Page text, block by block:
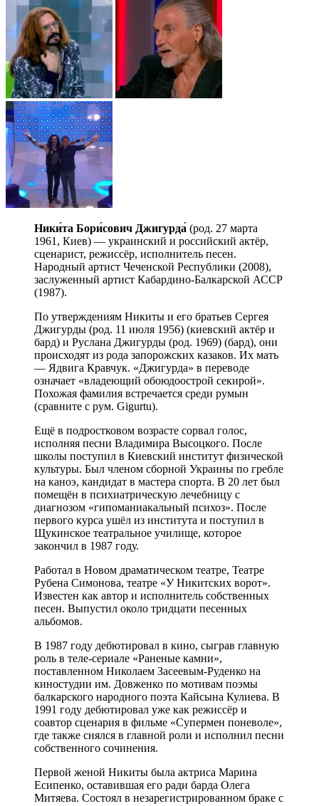
Ники́та Бори́сович Джигурда́ (род. 27 марта
1961, Киев) — украинский и российский актёр,
сценарист, режиссёр, исполнитель песен.
Народный артист Чеченской Республики (2008),
заслуженный артист Кабардино-Балкарской АССР
(1987).
По утверждениям Никиты и его братьев Сергея
Джигурды (род. 11 июля 1956) (киевский актёр и
бард) и Руслана Джигурды (род. 1969) (бард), они
происходят из рода запорожских казаков. Их мать
— Ядвига Кравчук. «Джигурда» в переводе
означает «владеющий обоюдоострой секирой».
Похожая фамилия встречается среди румын
(сравните с рум. Gigurtu).
Ещё в подростковом возрасте сорвал голос,
исполняя песни Владимира Высоцкого. После
школы поступил в Киевский институт физической
культуры. Был членом сборной Украины по гребле
на каноэ, кандидат в мастера спорта. В 20 лет был
помещён в психиатрическую лечебницу с
диагнозом «гипоманиакальный психоз». После
первого курса ушёл из института и поступил в
Щукинское театральное училище, которое
закончил в 1987 году.
Работал в Новом драматическом театре, Театре
Рубена Симонова, театре «У Никитских ворот».
Известен как автор и исполнитель собственных
песен. Выпустил около тридцати песенных
альбомов.
В 1987 году дебютировал в кино, сыграв главную
роль в теле-сериале «Раненые камни»,
поставленном Николаем Засеевым-Руденко на
киностудии им. Довженко по мотивам поэмы
балкарского народного поэта Кайсына Кулиева. В
1991 году дебютировал уже как режиссёр и
соавтор сценария в фильме «Супермен поневоле»,
где также снялся в главной роли и исполнил песни
собственного сочинения.
Первой женой Никиты была актриса Марина
Есипенко, оставившая его ради барда Олега
Митяева. Состоял в незарегистрированном браке с